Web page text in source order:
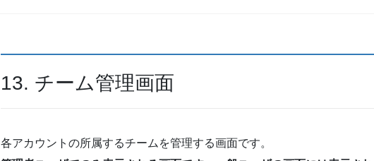
13. チーム管理画面
各アカウントの所属するチームを管理する画面です。